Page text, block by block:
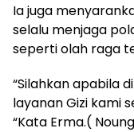
Ia juga
selalu menjaga
seperti olah raga
“Silahkan apabila
layanan Gizi kami
“Kata Erma.(